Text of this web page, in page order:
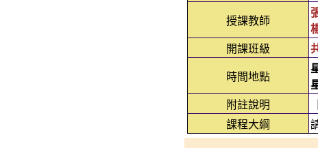
授課教師
開課班級
時間地點
附註說明
課程大綱